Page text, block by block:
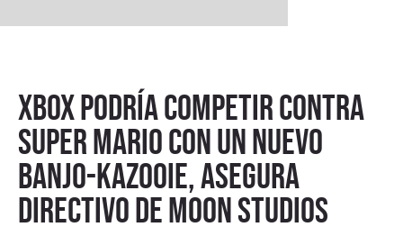
Xbox podría competir contra
Super Mario con un nuevo
Banjo-Kazooie, asegura
directivo de Moon Studios